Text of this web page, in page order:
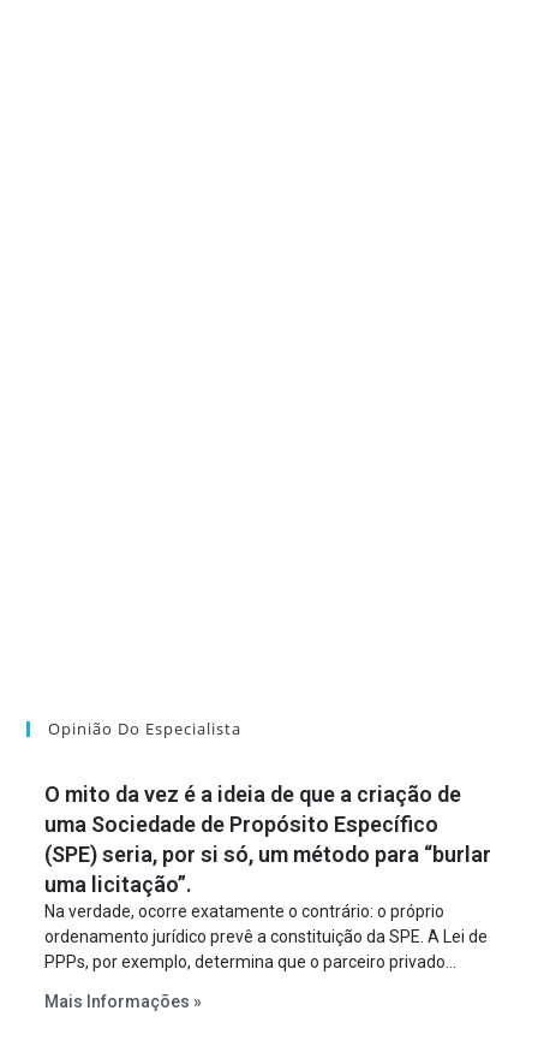
Opinião Do Especialista
O mito da vez é a ideia de que a criação de
uma Sociedade de Propósito Específico
(SPE) seria, por si só, um método para “burlar
uma licitação”.
Na verdade, ocorre exatamente o contrário: o próprio
ordenamento jurídico prevê a constituição da SPE. A Lei de
PPPs, por exemplo, determina que o parceiro privado
empreendimento. Ou seja, a suposta “fraude à licitação” é
Mais Informações »